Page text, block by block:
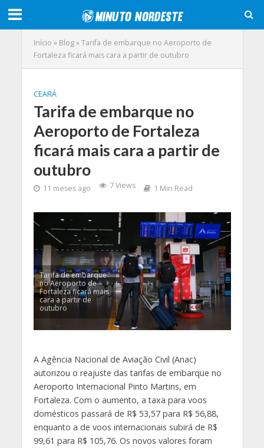
Início » Blog»Tarifa de embarque no Aeroporto de
Fortaleza ficará mais cara a partir de outubro
CEARÁ
Tarifa de embarque no
Aeroporto de Fortaleza
ficará mais cara a partir de
outubro
11 meses ago 7 Views 1 Min Read
Tarifa de embarque
no Aeroporto de
Fortaleza ficará mais
cara a partir de
outubro
A Agência Nacional de Aviação Civil (Anac)
autorizou o reajuste das tarifas de embarque no
Aeroporto Internacional Pinto Martins, em
Fortaleza. Com o aumento, a taxa para voos
domésticos passará de R$ 53,57 para R$ 56,88,
enquanto a de voos internacionais subirá de R$
99,61 para R$ 105,76. Os novos valores foram